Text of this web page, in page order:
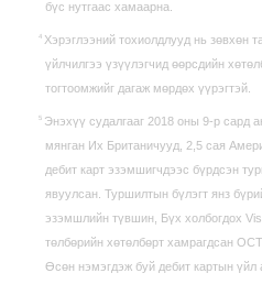
бүс нутгаас хамаарна.
Хэрэглээний тохиолдлууд нь зөвхөн
үйлчилгээ үзүүлэгчид өөрсдийн
тогтоомжийг дагаж мөрдөх үүрэгтэй.
Энэхүү судалгааг 2018 оны 9-р сард
мянган Их Британичууд, 2,5 сая
дебит карт эзэмшигчдээс бүрдсэн
явуулсан. Туршилтын бүлэгт янз
эзэмшлийн түвшин, Бүх холбогдох
төлбөрийн хөтөлбөрт хамрагдсан
Өсөн нэмэгдэж буй дебит картын үйл